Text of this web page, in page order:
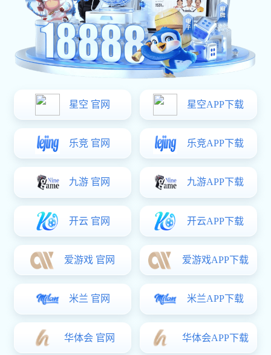
明月砍骨刀
咨询